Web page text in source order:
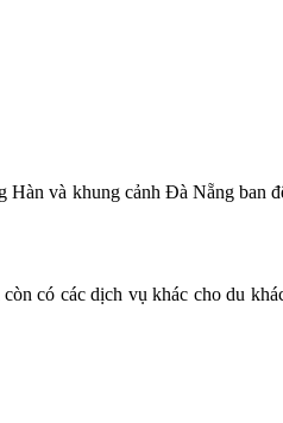
và khung cảnh Đà Nẵng ban
có các dịch vụ khác cho du